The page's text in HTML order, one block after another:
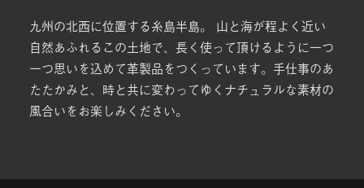
九州の北西に位置する糸島半島。 山と海が程よく近い
自然あふれるこの土地で、長く使って頂けるように一つ
一つ思いを込めて革製品をつくっています。手仕事のあ
たたかみと、時と共に変わってゆくナチュラルな素材の
風合いをお楽しみください。